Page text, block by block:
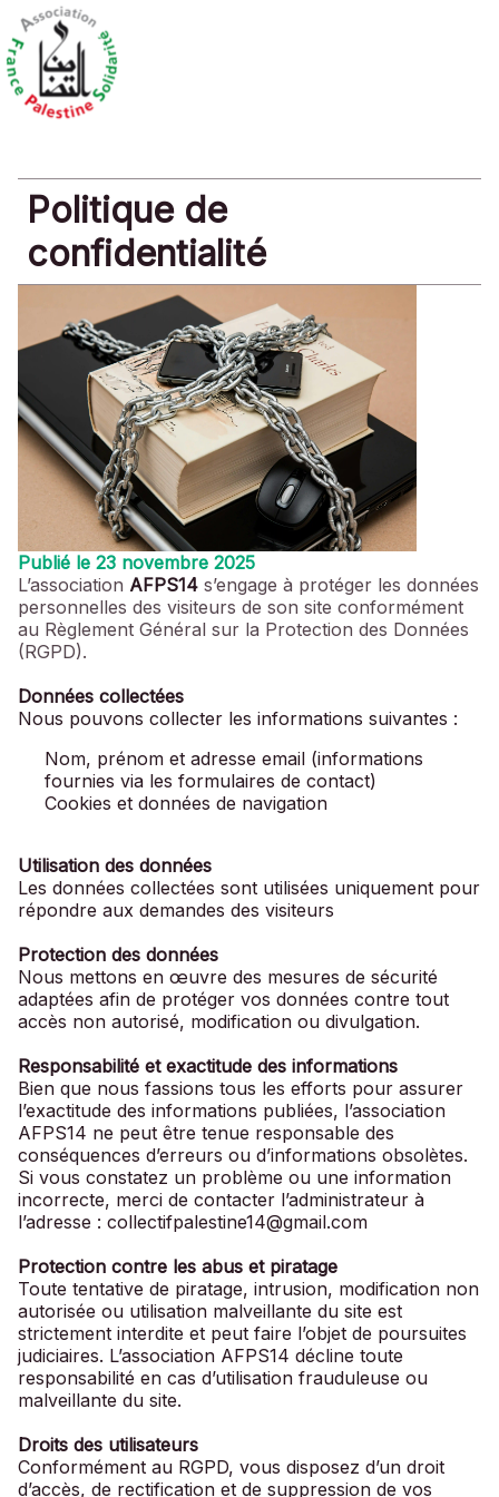
Politique de
confidentialité
Publié le 23 novembre 2025
L’association AFPS14 s’engage à protéger les données
personnelles des visiteurs de son site conformément
au Règlement Général sur la Protection des Données
(RGPD).
Données collectées
Nous pouvons collecter les informations suivantes :
Nom, prénom et adresse email (informations
fournies via les formulaires de contact)
Cookies et données de navigation
Utilisation des données
Les données collectées sont utilisées uniquement pour
répondre aux demandes des visiteurs
Protection des données
Nous mettons en œuvre des mesures de sécurité
adaptées afin de protéger vos données contre tout
accès non autorisé, modification ou divulgation.
Responsabilité et exactitude des informations
Bien que nous fassions tous les efforts pour assurer
l’exactitude des informations publiées, l’association
AFPS14 ne peut être tenue responsable des
conséquences d’erreurs ou d’informations obsolètes.
Si vous constatez un problème ou une information
incorrecte, merci de contacter l’administrateur à
l’adresse : collectifpalestine14@gmail.com
Protection contre les abus et piratage
Toute tentative de piratage, intrusion, modification non
autorisée ou utilisation malveillante du site est
strictement interdite et peut faire l’objet de poursuites
judiciaires. L’association AFPS14 décline toute
responsabilité en cas d’utilisation frauduleuse ou
malveillante du site.
Droits des utilisateurs
Conformément au RGPD, vous disposez d’un droit
d’accès, de rectification et de suppression de vos